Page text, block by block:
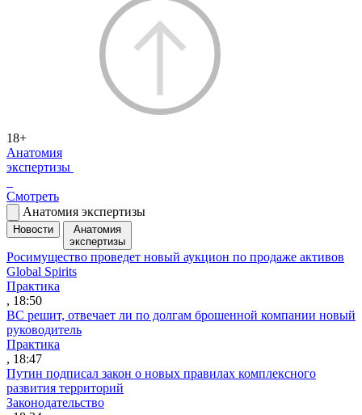
18+
Анатомия
экспертизы
Смотреть
Анатомия экспертизы
Новости
Анатомия
экспертизы
Росимущество проведет новый аукцион по продаже активов
Global Spirits
Практика
, 18:50
ВС решит, отвечает ли по долгам брошенной компании новый
руководитель
Практика
, 18:47
Путин подписал закон о новых правилах комплексного
развития территорий
Законодательство